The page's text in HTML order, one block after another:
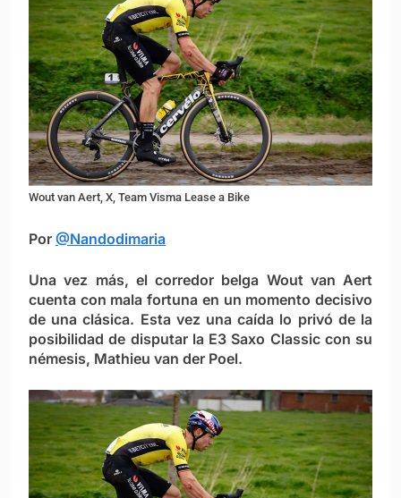
Wout van Aert, X, Team Visma Lease a Bike
Por @Nandodimaria
Una vez más, el corredor belga Wout van Aert
cuenta con mala fortuna en un momento decisivo
de una clásica. Esta vez una caída lo privó de la
posibilidad de disputar la E3 Saxo Classic con su
némesis, Mathieu van der Poel.